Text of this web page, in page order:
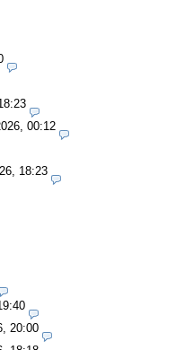
00:12
18:23
20:00